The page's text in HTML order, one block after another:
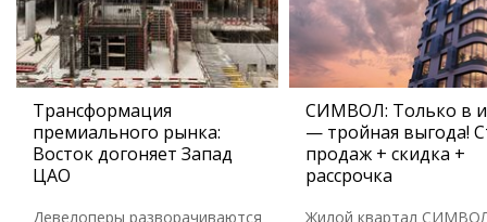
Трансформация
премиального рынка:
Восток догоняет Запад
ЦАО
Девелоперы разворачиваются
СИМВОЛ: Только в
— тройная выгода!
продаж + скидка +
рассрочка
Жилой квартал